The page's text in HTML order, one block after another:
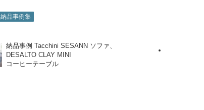
納品事例集
納品事例 Tacchini SESANN ソファ、
DESALTO CLAY MINI
コーヒーテーブル